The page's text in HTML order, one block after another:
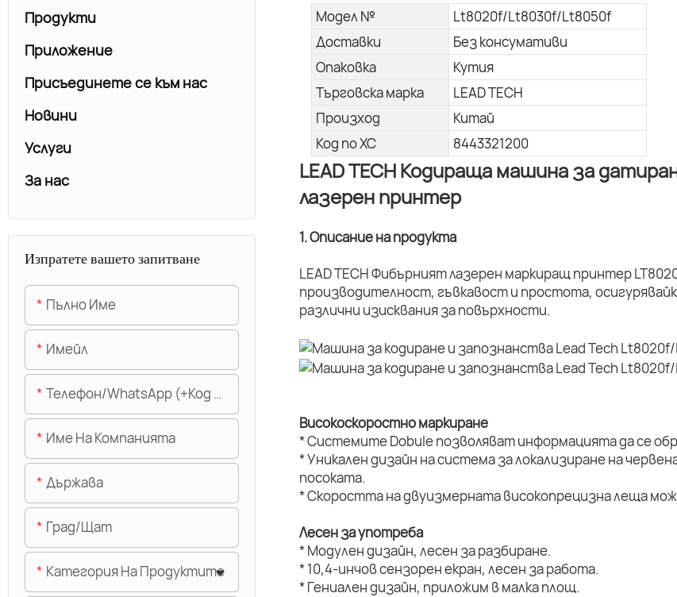
Модел №
Lt8020f/Lt8030f/Lt8050f
Доставки
Без консумативи
Опаковка
Кутия
Търговска марка
LEAD TECH
Произход
Китай
Код по ХС
8443321200
LEAD TECH Кодираща машина за
лазерен принтер
1. Описание на продукта
LEAD TECH Фибърният лазерен маркиращ принтер
производителност, гъвкавост и простота,
различни изисквания за повърхности.
Високоскоростно маркиране
* Системите Dobule позволяват информацията да се
* Уникален дизайн на система за локализиране на
посоката.
* Скоростта на двуизмерната високопрецизна леща
Лесен за употреба
* Модулен дизайн, лесен за разбиране.
* 10,4-инчов сензорен екран, лесен за работа.
* Гениален дизайн, приложим в малка площ.
Продукти
Приложение
Присъединете се към нас
Новини
Услуги
За нас
Изпратете вашето запитване
Пълно Име
Имейл
Телефон/WhatsApp (+Код На Областта)
Име На Компанията
Държава
Град/щат
Категория На Продуктите